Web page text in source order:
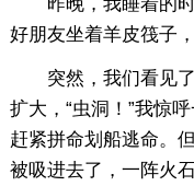
好朋友坐着羊皮筏子
突然，我们看见了
扩大，“虫洞！”我惊
赶紧拼命划船逃命。
被吸进去了，一阵火